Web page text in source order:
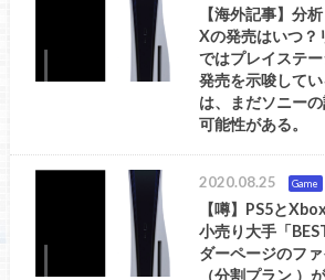
【海外記事】分
Xの発売はいつ？
ではプレイステ
発売を示唆して
は、まだソニー
可能性がある。
2020.08.25 Game
【噂】PS5と
小売り大手「
ダーページのフ
（分割プラン ）